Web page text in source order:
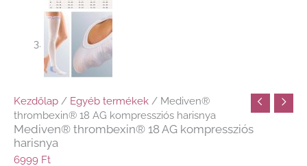
Kezdőlap / Egyéb termékek / Mediven®
thrombexin® 18 AG kompressziós harisnya
Mediven® thrombexin® 18 AG kompressziós
harisnya
6999 Ft